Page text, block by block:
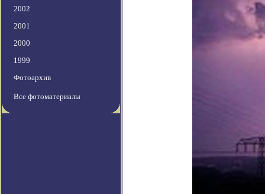
2002
2001
2000
1999
Фотоархив
Все фотоматериалы